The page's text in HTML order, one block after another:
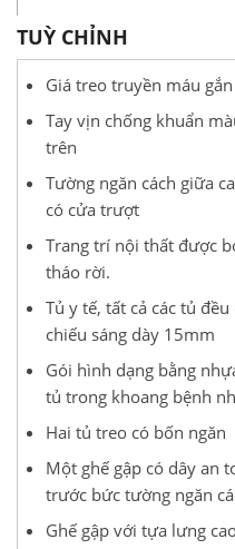
TUỲ CHỈNH
Giá treo truyền máu
Tay vịn chống khuẩn
trên
Tường ngăn cách giữa
có cửa trượt
Trang trí nội thất được
tháo rời.
Tủ y tế, tất cả các tủ
chiếu sáng dày 15mm
Gói hình dạng bằng
tủ trong khoang bệnh
Hai tủ treo có bốn ngăn
Một ghế gập có dây an
trước bức tường ngăn
Ghế gập với tựa lưng